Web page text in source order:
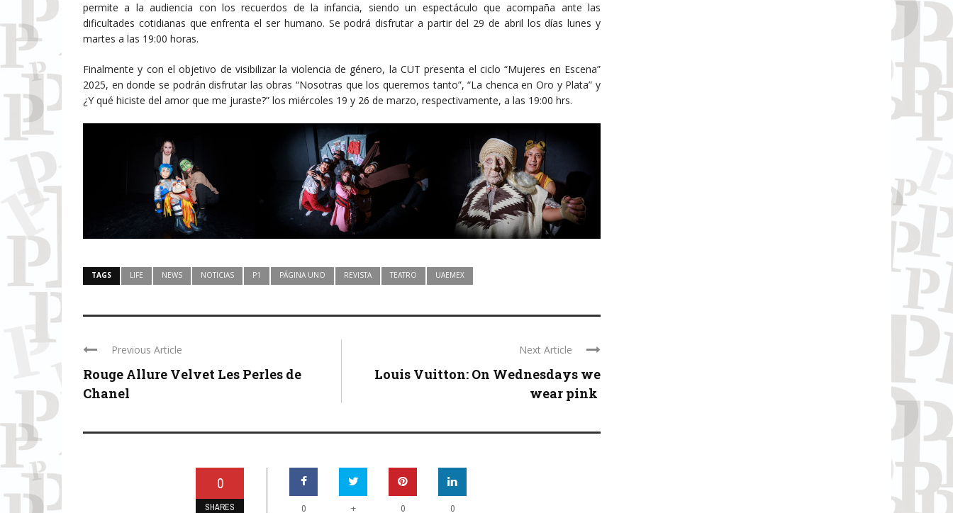
permite a la audiencia con los recuerdos de la infancia, siendo un espectáculo que acompaña ante las
dificultades cotidianas que enfrenta el ser humano. Se podrá disfrutar a partir del 29 de abril los días lunes y
martes a las 19:00 horas.
Finalmente y con el objetivo de visibilizar la violencia de género, la CUT presenta el ciclo “Mujeres en Escena”
2025, en donde se podrán disfrutar las obras “Nosotras que los queremos tanto”, “La chenca en Oro y Plata” y
¿Y qué hiciste del amor que me juraste?” los miércoles 19 y 26 de marzo, respectivamente, a las 19:00 hrs.
TAGS LIFE NEWS NOTICIAS P1 PÁGINA UNO REVISTA TEATRO UAEMEX
Previous Article
Rouge Allure Velvet Les Perles de
Chanel
Next Article
Louis Vuitton: On Wednesdays we
wear pink
0
SHARES 0 + 0 0